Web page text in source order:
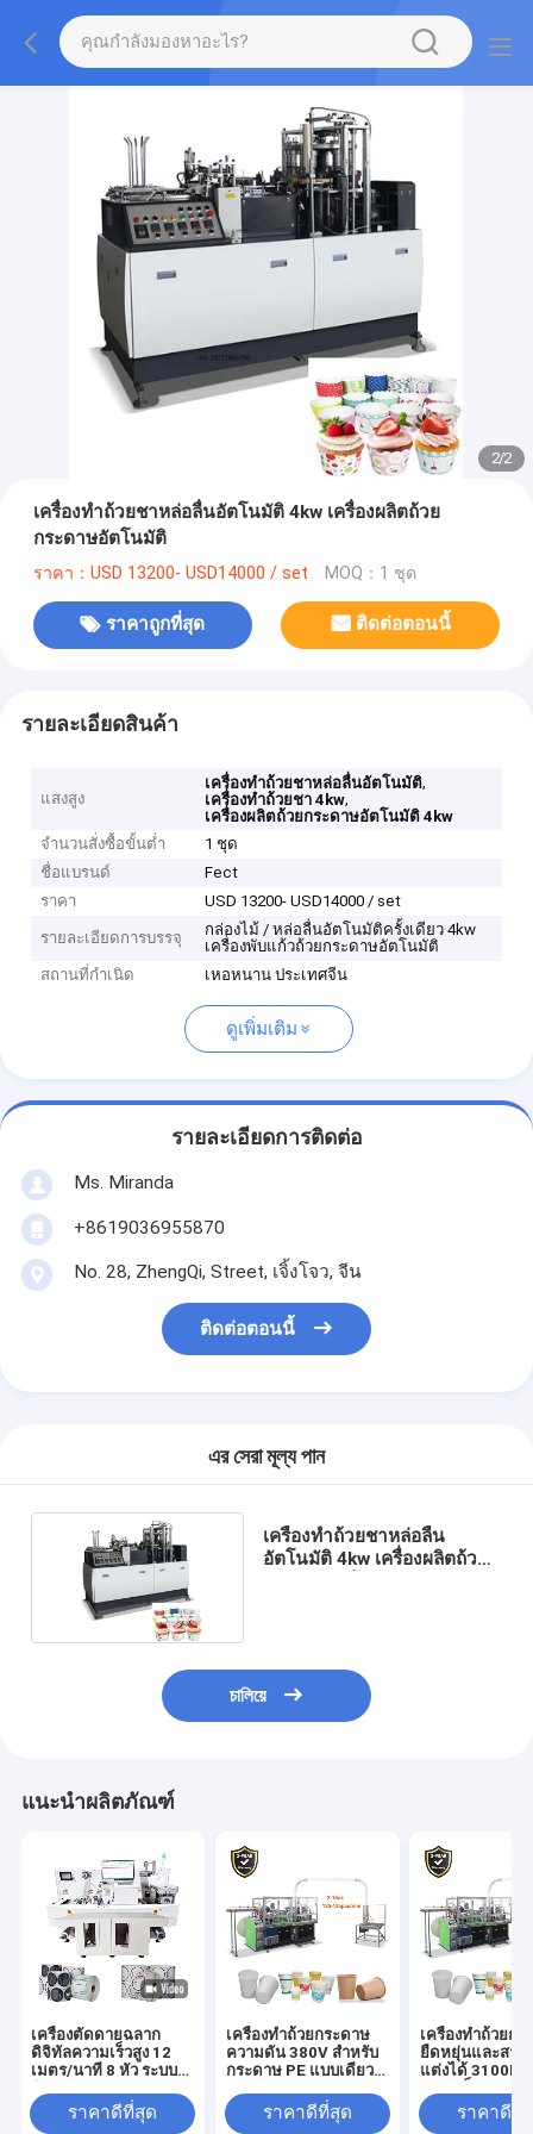
2/2
เครื่องทำถ้วยชาหล่อลื่นอัตโนมัติ 4kw เครื่องผลิตถ้วย
กระดาษอัตโนมัติ
ราคา：USD 13200- USD14000 / set MOQ：1 ชุด
ราคาถูกที่สุด ติดต่อตอนนี้
รายละเอียดสินค้า
แสงสูง
เครื่องทำถ้วยชาหล่อลื่นอัตโนมัติ,
เครื่องทำถ้วยชา 4kw,
เครื่องผลิตถ้วยกระดาษอัตโนมัติ 4kw
จำนวนสั่งซื้อขั้นต่ำ
1 ชุด
ชื่อแบรนด์
Fect
ราคา
USD 13200- USD14000 / set
รายละเอียดการบรรจุ
กล่องไม้ / หล่อลื่นอัตโนมัติครั้งเดียว 4kw
เครื่องพับแก้วถ้วยกระดาษอัตโนมัติ
สถานที่กำเนิด
เหอหนาน ประเทศจีน
ดูเพิ่มเติม
รายละเอียดการติดต่อ
Ms. Miranda
+8619036955870
No. 28, ZhengQi, Street, เจิ้งโจว, จีน
ติดต่อตอนนี้
এর সেরা মূল্য পান
เครื่องทำถ้วยชาหล่อลื่น
อัตโนมัติ 4kw เครื่องผลิตถ้วย
চালিয়ে
แนะนำผลิตภัณฑ์
เครื่องตัดดายฉลาก
ดิจิทัลความเร็วสูง 12
เมตร/นาที 8 หัว ระบบ
อเนกประสงค์สำหรับตัด
สติกเกอร์
ราคาดีที่สุด
เครื่องทําถ้วยกระดาษ
ความดัน 380V สําหรับ
กระดาษ PE แบบเดียว/
ราคาดีที่สุด
เครื่องทําถ้วยกร
ยืดหยุ่นและสาม
แต่งได้ 3100KG
/ นาทีราคาดีที่